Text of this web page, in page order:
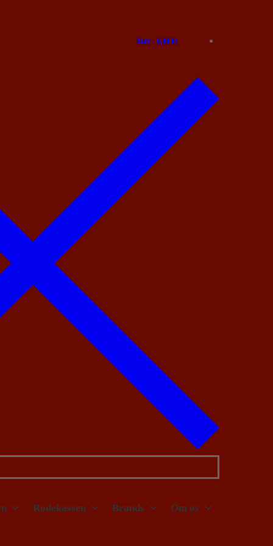
Kurv : 0,00kr.
Rodekassen Brands Om os